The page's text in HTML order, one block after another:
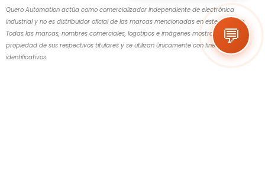
💬
Quero Automation actúa como comercializador independiente de electrónica
industrial y no es distribuidor oficial de las marcas mencionadas en este sitio web.
Todas las marcas, nombres comerciales, logotipos e imágenes mostrados son
propiedad de sus respectivos titulares y se utilizan únicamente con fines
identificativos.